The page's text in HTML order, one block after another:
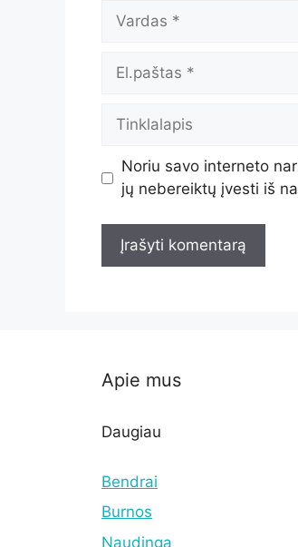
Vardas
El.paštas
Tinklalapis
Noriu savo interneto
jų nebereiktų įvesti iš
Apie mus
Daugiau
Bendrai
Burnos
Naudinga